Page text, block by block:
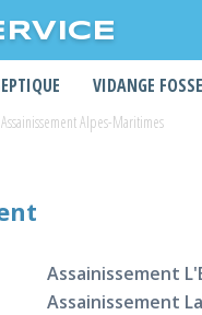
VIDANGE
Assainissement Alpes-Maritimes
Assainissement
Assainissement